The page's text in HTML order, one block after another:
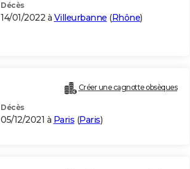
Décès
14/01/2022 à Villeurbanne (Rhône)
Créer une cagnotte obsèques
Décès
05/12/2021 à Paris (Paris)